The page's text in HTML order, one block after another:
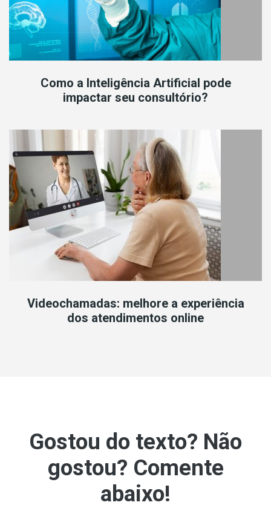
Como a Inteligência Artificial pode
impactar seu consultório?
Videochamadas: melhore a experiência
dos atendimentos online
Gostou do texto? Não
gostou? Comente
abaixo!